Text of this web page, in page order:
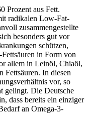
Prozent aus Fett.
radikalen Low-Fat-
zusammengestellte
besonders gut vor
schützen,
in Form von
allem in Leinöl, Chiaöl,
Fettsäuren. In diesen
vor, so
gelingt. Die Deutsche
dass bereits ein einziger
an Omega-3-